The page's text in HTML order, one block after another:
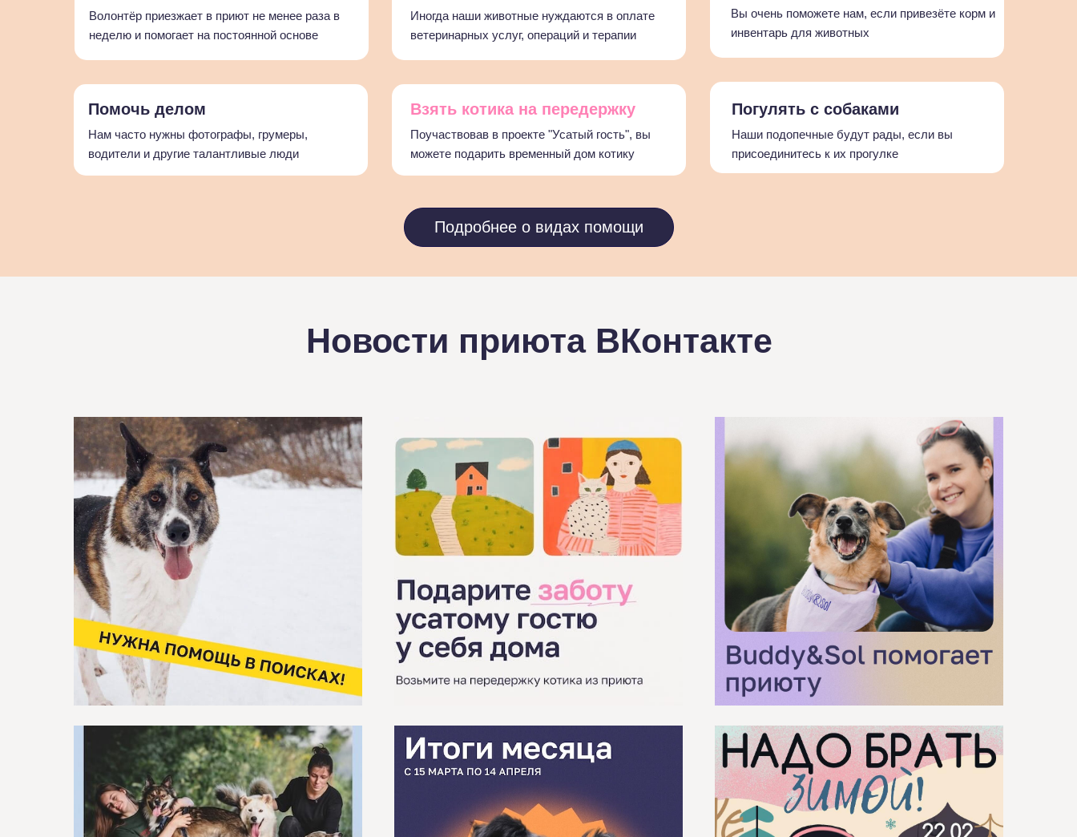
Подробнее о видах помощи
Волонтёр приезжает в приют не менее раза в
неделю и помогает на постоянной основе
Иногда наши животные нуждаются в оплате
ветеринарных услуг, операций и терапии
Вы очень поможете нам, если привезёте корм и
инвентарь для животных
Помочь делом
Нам часто нужны фотографы, грумеры,
водители и другие талантливые люди
Взять котика на передержку
Поучаствовав в проекте "Усатый гость", вы
можете подарить временный дом котику
Погулять с собаками
Наши подопечные будут рады, если вы
присоединитесь к их прогулке
Новости приюта ВКонтакте